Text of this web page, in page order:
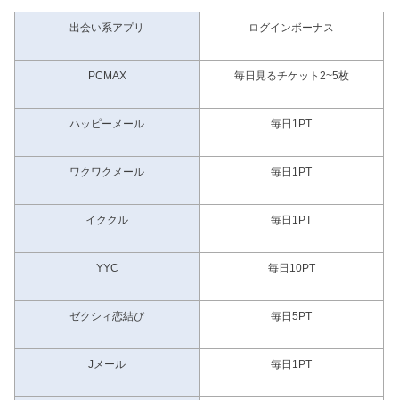
出会い系アプリ ログインボーナス
PCMAX 毎日見るチケット2~5枚
ハッピーメール 毎日1PT
ワクワクメール 毎日1PT
イククル 毎日1PT
YYC 毎日10PT
ゼクシィ恋結び 毎日5PT
Jメール 毎日1PT